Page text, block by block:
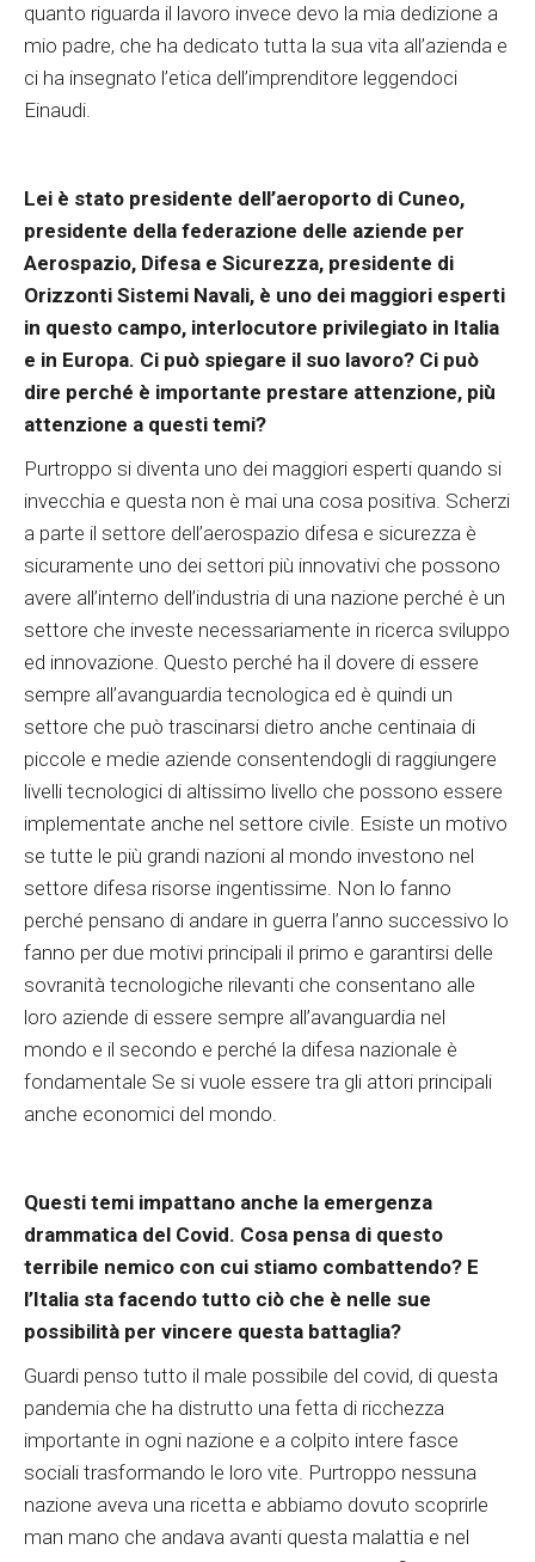
quanto riguarda il lavoro invece devo la mia dedizione a
mio padre, che ha dedicato tutta la sua vita all’azienda e
ci ha insegnato l’etica dell’imprenditore leggendoci
Einaudi.
Lei è stato presidente dell’aeroporto di Cuneo,
presidente della federazione delle aziende per
Aerospazio, Difesa e Sicurezza, presidente di
Orizzonti Sistemi Navali, è uno dei maggiori esperti
in questo campo, interlocutore privilegiato in Italia
e in Europa. Ci può spiegare il suo lavoro? Ci può
dire perché è importante prestare attenzione, più
attenzione a questi temi?
Purtroppo si diventa uno dei maggiori esperti quando si
invecchia e questa non è mai una cosa positiva. Scherzi
a parte il settore dell’aerospazio difesa e sicurezza è
sicuramente uno dei settori più innovativi che possono
avere all’interno dell’industria di una nazione perché è un
settore che investe necessariamente in ricerca sviluppo
ed innovazione. Questo perché ha il dovere di essere
sempre all’avanguardia tecnologica ed è quindi un
settore che può trascinarsi dietro anche centinaia di
piccole e medie aziende consentendogli di raggiungere
livelli tecnologici di altissimo livello che possono essere
implementate anche nel settore civile. Esiste un motivo
se tutte le più grandi nazioni al mondo investono nel
settore difesa risorse ingentissime. Non lo fanno
perché pensano di andare in guerra l’anno successivo lo
fanno per due motivi principali il primo e garantirsi delle
sovranità tecnologiche rilevanti che consentano alle
loro aziende di essere sempre all’avanguardia nel
mondo e il secondo e perché la difesa nazionale è
fondamentale Se si vuole essere tra gli attori principali
anche economici del mondo.
Questi temi impattano anche la emergenza
drammatica del Covid. Cosa pensa di questo
terribile nemico con cui stiamo combattendo? E
l’Italia sta facendo tutto ciò che è nelle sue
possibilità per vincere questa battaglia?
Guardi penso tutto il male possibile del covid, di questa
pandemia che ha distrutto una fetta di ricchezza
importante in ogni nazione e a colpito intere fasce
sociali trasformando le loro vite. Purtroppo nessuna
nazione aveva una ricetta e abbiamo dovuto scoprirle
man mano che andava avanti questa malattia e nel